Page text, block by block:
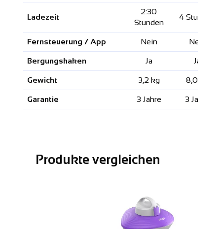
Ladezeit
2:30
Stunden
4 Stunden
Fernsteuerung / App Nein Nein
Bergungshaken Ja Ja
Gewicht 3,2 kg 8,0 kg
Garantie 3 Jahre 3 Jahre
Produkte vergleichen